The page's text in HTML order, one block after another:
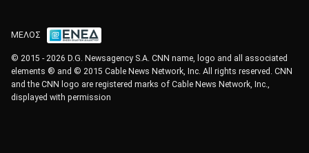
ΜΕΛΟΣ
© 2015 - 2026 D.G. Newsagency S.A. CNN name, logo and all associated
elements ® and © 2015 Cable News Network, Inc. All rights reserved. CNN
and the CNN logo are registered marks of Cable News Network, Inc.,
displayed with permission